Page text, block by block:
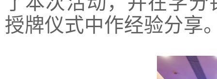
授牌仪式中作经验分享